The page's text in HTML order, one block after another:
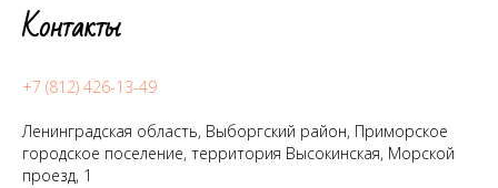
Контакты
+7 (812) 426-13-49
Ленинградская область, Выборгский район, Приморское
городское поселение, территория Высокинская, Морской
проезд, 1